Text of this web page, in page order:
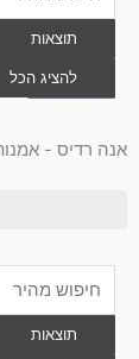
...
תוצאות
להציג הכל
0
עגלת
קניות
אנה רדיס -
...
תוצאות